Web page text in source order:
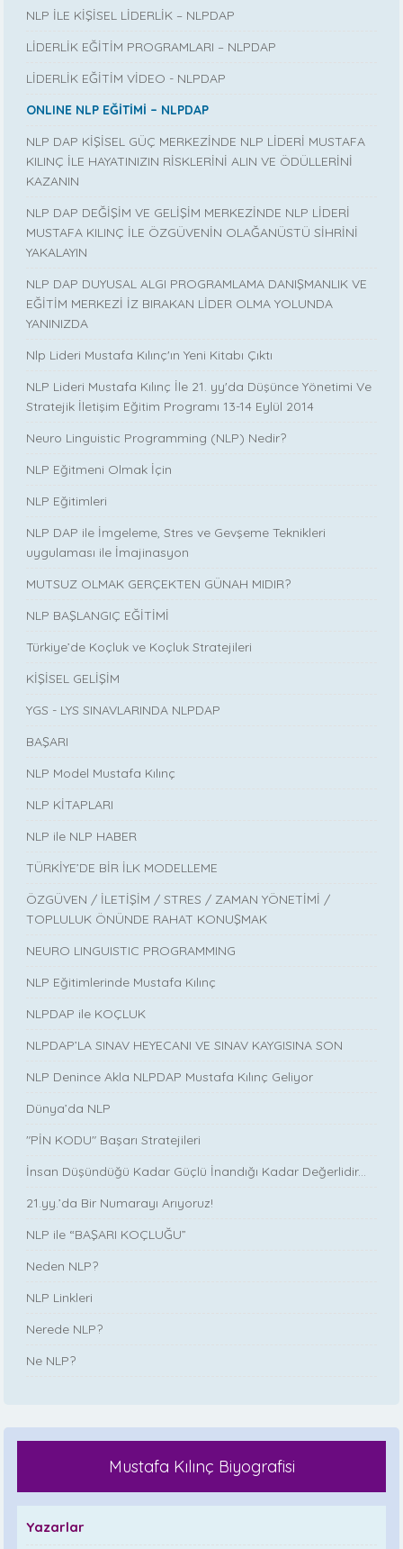
NLP İLE KİŞİSEL LİDERLİK – NLPDAP
LİDERLİK EĞİTİM PROGRAMLARI – NLPDAP
LİDERLİK EĞİTİM VİDEO - NLPDAP
ONLINE NLP EĞİTİMİ – NLPDAP
NLP DAP KİŞİSEL GÜÇ MERKEZİNDE NLP LİDERİ MUSTAFA
KILINÇ İLE HAYATINIZIN RİSKLERİNİ ALIN VE ÖDÜLLERİNİ
KAZANIN
NLP DAP DEĞİŞİM VE GELİŞİM MERKEZİNDE NLP LİDERİ
MUSTAFA KILINÇ İLE ÖZGÜVENİN OLAĞANÜSTÜ SİHRİNİ
YAKALAYIN
NLP DAP DUYUSAL ALGI PROGRAMLAMA DANIŞMANLIK VE
EĞİTİM MERKEZİ İZ BIRAKAN LİDER OLMA YOLUNDA
YANINIZDA
Nlp Lideri Mustafa Kılınç'ın Yeni Kitabı Çıktı
NLP Lideri Mustafa Kılınç İle 21. yy'da Düşünce Yönetimi Ve
Stratejik İletişim Eğitim Programı 13-14 Eylül 2014
Neuro Linguistic Programming (NLP) Nedir?
NLP Eğitmeni Olmak İçin
NLP Eğitimleri
NLP DAP ile İmgeleme, Stres ve Gevşeme Teknikleri
uygulaması ile İmajinasyon
MUTSUZ OLMAK GERÇEKTEN GÜNAH MIDIR?
NLP BAŞLANGIÇ EĞİTİMİ
Türkiye’de Koçluk ve Koçluk Stratejileri
KİŞİSEL GELİŞİM
YGS - LYS SINAVLARINDA NLPDAP
BAŞARI
NLP Model Mustafa Kılınç
NLP KİTAPLARI
NLP ile NLP HABER
TÜRKİYE’DE BİR İLK MODELLEME
ÖZGÜVEN / İLETİŞİM / STRES / ZAMAN YÖNETİMİ /
TOPLULUK ÖNÜNDE RAHAT KONUŞMAK
NEURO LINGUISTIC PROGRAMMING
NLP Eğitimlerinde Mustafa Kılınç
NLPDAP ile KOÇLUK
NLPDAP’LA SINAV HEYECANI VE SINAV KAYGISINA SON
NLP Denince Akla NLPDAP Mustafa Kılınç Geliyor
Dünya’da NLP
"PİN KODU" Başarı Stratejileri
İnsan Düşündüğü Kadar Güçlü İnandığı Kadar Değerlidir...
21.yy.’da Bir Numarayı Arıyoruz!
NLP ile “BAŞARI KOÇLUĞU”
Neden NLP?
NLP Linkleri
Nerede NLP?
Ne NLP?
Mustafa Kılınç Biyografisi
Yazarlar